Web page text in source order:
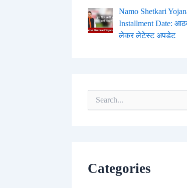
Namo Shetkari
Installment Date:
लेकर लेटेस्ट अपडेट
o
Categories